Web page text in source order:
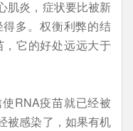
肌炎，症状要比被新
多。权衡利弊的结
它的好处远远大于
RNA疫苗就已经被
被感染了，如果有机